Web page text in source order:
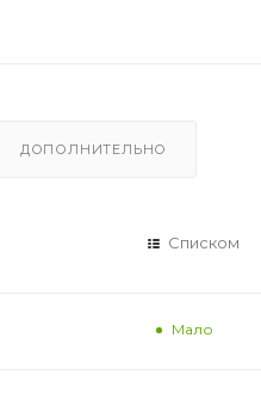
ДОПОЛНИТЕЛЬНО
Списком
Мало